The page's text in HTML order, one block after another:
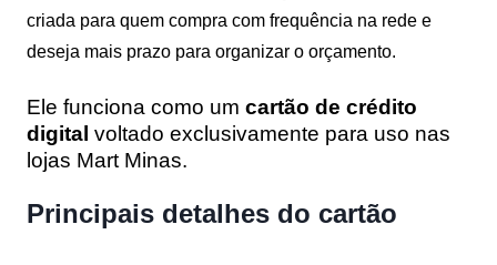
criada para quem compra com frequência na rede e
deseja mais prazo para organizar o orçamento.
Ele funciona como um cartão de crédito
digital voltado exclusivamente para uso nas
lojas Mart Minas.
Principais detalhes do cartão